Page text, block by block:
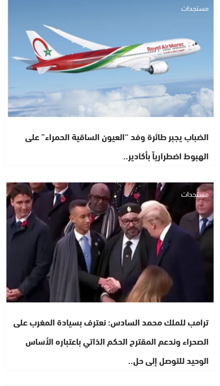
مستجدات
الضباب يجبر طائرة وفد “العيون الساقية الحمراء” على
الهبوط اضطرارياً بأكادير..
مستجدات
ترامب للملك محمد السادس: نعترف بسيادة المغرب على
الصحراء وندعم المقترح الحكم الذاتي باعتباره الأساس
الوحيد للتوصل إلى حل..